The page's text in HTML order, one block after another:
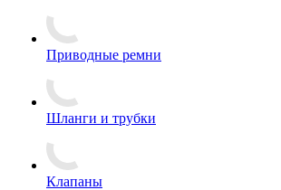
Приводные ремни
Шланги и трубки
Клапаны